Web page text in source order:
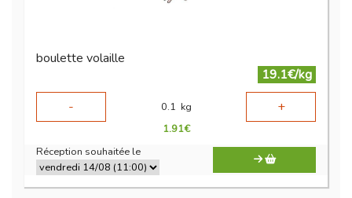
boulette volaille
19.1€/kg
-
0.1 kg +
1.91€
Réception souhaitée le